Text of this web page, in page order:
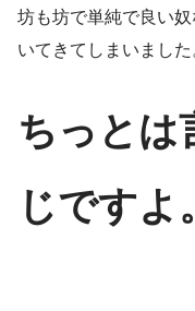
坊も坊で単純で良い
いてきてしまいました
ちっとは
じですよ。